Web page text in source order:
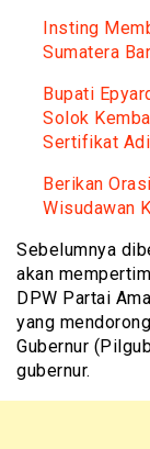
Insting
Sumatera
Bupati
Solok
Sertifikat
Berikan
Wisudawan
Sebelumnya
akan
DPW Partai
yang
Gubernur
gubernur.